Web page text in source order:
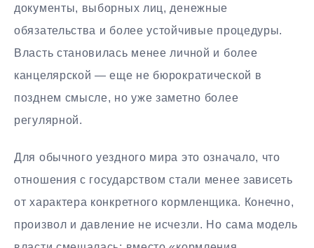
документы, выборных лиц, денежные
обязательства и более устойчивые процедуры.
Власть становилась менее личной и более
канцелярской — еще не бюрократической в
позднем смысле, но уже заметно более
регулярной.
Для обычного уездного мира это означало, что
отношения с государством стали менее зависеть
от характера конкретного кормленщика. Конечно,
произвол и давление не исчезли. Но сама модель